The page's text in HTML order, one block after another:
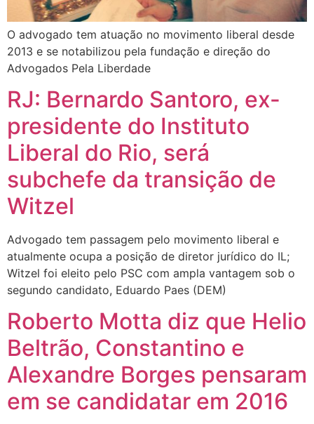
O advogado tem atuação no movimento liberal desde
2013 e se notabilizou pela fundação e direção do
Advogados Pela Liberdade
RJ: Bernardo Santoro, ex-
presidente do Instituto
Liberal do Rio, será
subchefe da transição de
Witzel
Advogado tem passagem pelo movimento liberal e
atualmente ocupa a posição de diretor jurídico do IL;
Witzel foi eleito pelo PSC com ampla vantagem sob o
segundo candidato, Eduardo Paes (DEM)
Roberto Motta diz que Helio
Beltrão, Constantino e
Alexandre Borges pensaram
em se candidatar em 2016